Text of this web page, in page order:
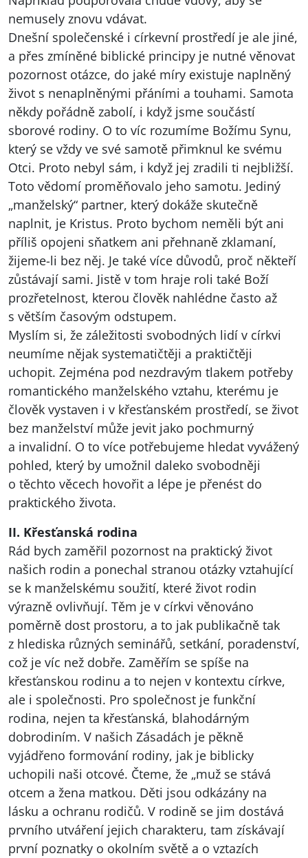
nemusely znovu vdávat.
Dnešní společenské i církevní prostředí je ale jiné,
a přes zmíněné biblické principy je nutné věnovat
pozornost otázce, do jaké míry existuje naplněný
život s nenaplněnými přáními a touhami. Samota
někdy pořádně zabolí, i když jsme součástí
sborové rodiny. O to víc rozumíme Božímu Synu,
který se vždy ve své samotě přimknul ke svému
Otci. Proto nebyl sám, i když jej zradili ti nejbližší.
Toto vědomí proměňovalo jeho samotu. Jediný
„manželský“ partner, který dokáže skutečně
naplnit, je Kristus. Proto bychom neměli být ani
příliš opojeni sňatkem ani přehnaně zklamaní,
žijeme-li bez něj. Je také více důvodů, proč někteří
zůstávají sami. Jistě v tom hraje roli také Boží
prozřetelnost, kterou člověk nahlédne často až
s větším časovým odstupem.
Myslím si, že záležitosti svobodných lidí v církvi
neumíme nějak systematičtěji a praktičtěji
uchopit. Zejména pod nezdravým tlakem potřeby
romantického manželského vztahu, kterému je
člověk vystaven i v křesťanském prostředí, se život
bez manželství může jevit jako pochmurný
a invalidní. O to více potřebujeme hledat vyvážený
pohled, který by umožnil daleko svobodněji
o těchto věcech hovořit a lépe je přenést do
praktického života.
II. Křesťanská rodina
Rád bych zaměřil pozornost na praktický život
našich rodin a ponechal stranou otázky vztahující
se k manželskému soužití, které život rodin
výrazně ovlivňují. Těm je v církvi věnováno
poměrně dost prostoru, a to jak publikačně tak
z hlediska různých seminářů, setkání, poradenství,
což je víc než dobře. Zaměřím se spíše na
křesťanskou rodinu a to nejen v kontextu církve,
ale i společnosti. Pro společnost je funkční
rodina, nejen ta křesťanská, blahodárným
dobrodiním. V našich Zásadách je pěkně
vyjádřeno formování rodiny, jak je biblicky
uchopili naši otcové. Čteme, že „muž se stává
otcem a žena matkou. Děti jsou odkázány na
lásku a ochranu rodičů. V rodině se jim dostává
prvního utváření jejich charakteru, tam získávají
první poznatky o okolním světě a o vztazích